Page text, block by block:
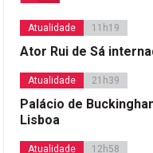
Atualidade 11h19
Ator Rui de Sá
Atualidade 21h39
Palácio de
Lisboa
Atualidade 12h58